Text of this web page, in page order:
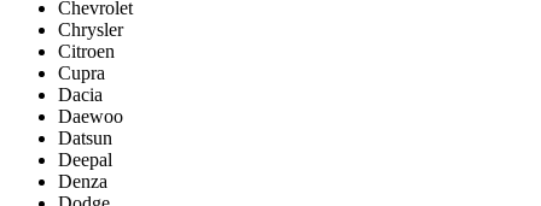
Chevrolet
Chrysler
Citroen
Cupra
Dacia
Daewoo
Datsun
Deepal
Denza